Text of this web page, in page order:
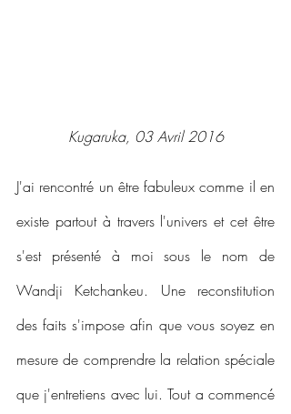
Kugaruka, 03 Avril 2016
J'ai rencontré un être fabuleux comme il en
existe partout à travers l'univers et cet être
s'est présenté à moi sous le nom de
Wandji Ketchankeu. Une reconstitution
des faits s'impose afin que vous soyez en
mesure de comprendre la relation spéciale
que j'entretiens avec lui. Tout a commencé